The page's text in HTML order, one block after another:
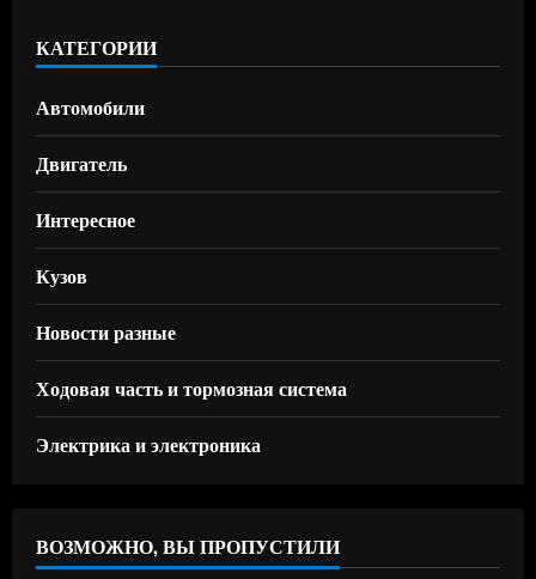
КАТЕГОРИИ
Автомобили
Двигатель
Интересное
Кузов
Новости разные
Ходовая часть и тормозная система
Электрика и электроника
ВОЗМОЖНО, ВЫ ПРОПУСТИЛИ